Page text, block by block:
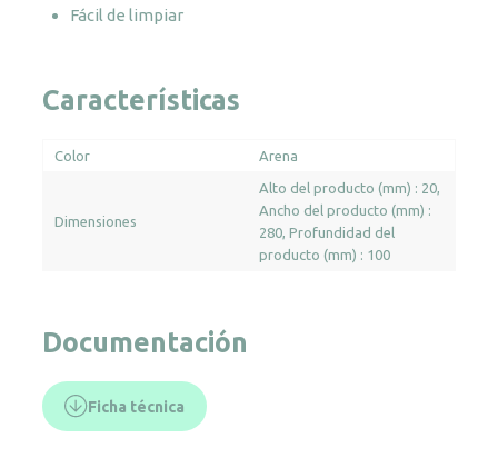
Fácil de limpiar
Características
Color Arena
Dimensiones
Alto del producto (mm) : 20
Ancho del producto (mm) :
280 Profundidad del
producto (mm) : 100
Documentación
Ficha técnica